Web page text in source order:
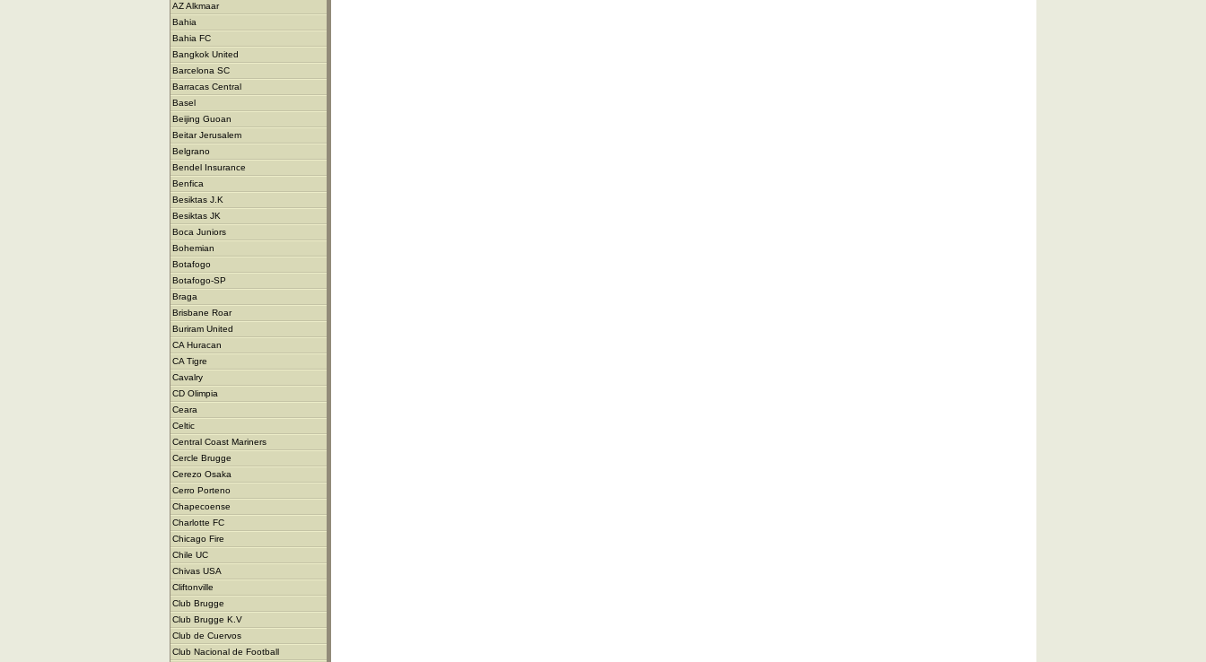
AZ Alkmaar
Bahia
Bahia FC
Bangkok United
Barcelona SC
Barracas Central
Basel
Beijing Guoan
Beitar Jerusalem
Belgrano
Bendel Insurance
Benfica
Besiktas J.K
Besiktas JK
Boca Juniors
Bohemian
Botafogo
Botafogo-SP
Braga
Brisbane Roar
Buriram United
CA Huracan
CA Tigre
Cavalry
CD Olimpia
Ceara
Celtic
Central Coast Mariners
Cercle Brugge
Cerezo Osaka
Cerro Porteno
Chapecoense
Charlotte FC
Chicago Fire
Chile UC
Chivas USA
Cliftonville
Club Brugge
Club Brugge K.V
Club de Cuervos
Club Nacional de Football